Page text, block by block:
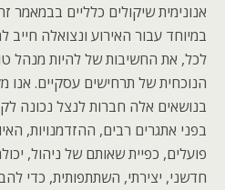
אנונימית שיקולים כלליים בבמאמר
במיוחד עבור האירוע ונצואלה חייב
לכל, את החשיבות של להיות מנהל
הנוכחית של תרחישים עסקיים. אנו
בנושאים אלה חברות לנצל נכונה
בפני אתגרים רבים, ההזדמנויות,
פועלים, כפיית שאותם של ניהול,
חדשני, יצירתי, השתתפותית, כדי